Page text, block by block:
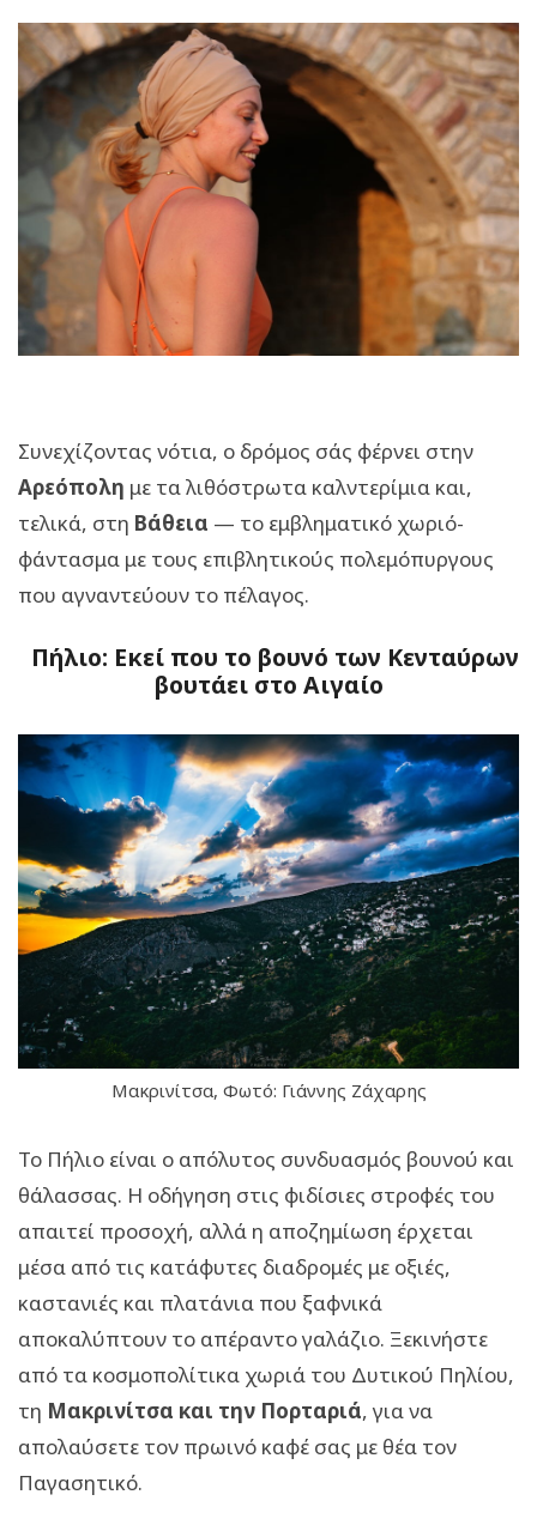
Συνεχίζοντας νότια, ο δρόμος σάς φέρνει στην
Αρεόπολη με τα λιθόστρωτα καλντερίμια και,
τελικά, στη Βάθεια — το εμβληματικό χωριό-
φάντασμα με τους επιβλητικούς πολεμόπυργους
που αγναντεύουν το πέλαγος.
Πήλιο: Εκεί που το βουνό των Κενταύρων
βουτάει στο Αιγαίο
Μακρινίτσα, Φωτό: Γιάννης Ζάχαρης
Το Πήλιο είναι ο απόλυτος συνδυασμός βουνού και
θάλασσας. Η οδήγηση στις φιδίσιες στροφές του
απαιτεί προσοχή, αλλά η αποζημίωση έρχεται
μέσα από τις κατάφυτες διαδρομές με οξιές,
καστανιές και πλατάνια που ξαφνικά
αποκαλύπτουν το απέραντο γαλάζιο. Ξεκινήστε
από τα κοσμοπολίτικα χωριά του Δυτικού Πηλίου,
τη Μακρινίτσα και την Πορταριά, για να
απολαύσετε τον πρωινό καφέ σας με θέα τον
Παγασητικό.